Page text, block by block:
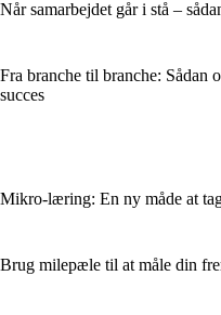
Når samarbejdet går i stå –
Fra branche til branche: Sådan
succes
Mikro-læring: En ny måde at
Brug milepæle til at måle din